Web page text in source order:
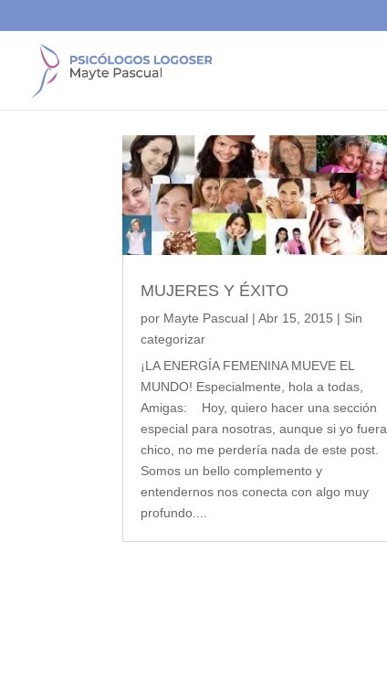
MUJERES Y ÉXITO
por Mayte Pascual |Abr 15, 2015 | Sin
categorizar
¡LA ENERGÍA FEMENINA MUEVE EL
MUNDO! Especialmente, hola a todas,
Amigas: Hoy, quiero hacer una sección
especial para nosotras, aunque si yo fuera
chico, no me perdería nada de este post.
Somos un bello complemento y
entendernos nos conecta con algo muy
profundo....